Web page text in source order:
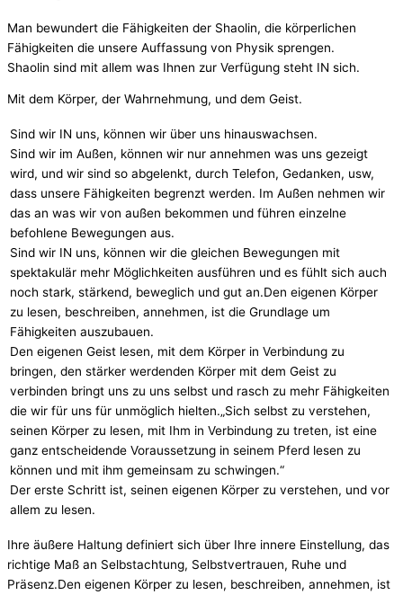
Man bewundert die Fähigkeiten der Shaolin, die körperlichen
Fähigkeiten die unsere Auffassung von Physik sprengen.
Shaolin sind mit allem was Ihnen zur Verfügung steht IN sich.
Mit dem Körper, der Wahrnehmung, und dem Geist.
Sind wir IN uns, können wir über uns hinauswachsen.
Sind wir im Außen, können wir nur annehmen was uns gezeigt
wird, und wir sind so abgelenkt, durch Telefon, Gedanken, usw,
dass unsere Fähigkeiten begrenzt werden. Im Außen nehmen wir
das an was wir von außen bekommen und führen einzelne
befohlene Bewegungen aus.
Sind wir IN uns, können wir die gleichen Bewegungen mit
spektakulär mehr Möglichkeiten ausführen und es fühlt sich auch
noch stark, stärkend, beweglich und gut an.Den eigenen Körper
zu lesen, beschreiben, annehmen, ist die Grundlage um
Fähigkeiten auszubauen.
Den eigenen Geist lesen, mit dem Körper in Verbindung zu
bringen, den stärker werdenden Körper mit dem Geist zu
verbinden bringt uns zu uns selbst und rasch zu mehr Fähigkeiten
die wir für uns für unmöglich hielten.„Sich selbst zu verstehen,
seinen Körper zu lesen, mit Ihm in Verbindung zu treten, ist eine
ganz entscheidende Voraussetzung in seinem Pferd lesen zu
können und mit ihm gemeinsam zu schwingen.“
Der erste Schritt ist, seinen eigenen Körper zu verstehen, und vor
allem zu lesen.
Ihre äußere Haltung definiert sich über Ihre innere Einstellung, das
richtige Maß an Selbstachtung, Selbstvertrauen, Ruhe und
Präsenz.Den eigenen Körper zu lesen, beschreiben, annehmen, ist